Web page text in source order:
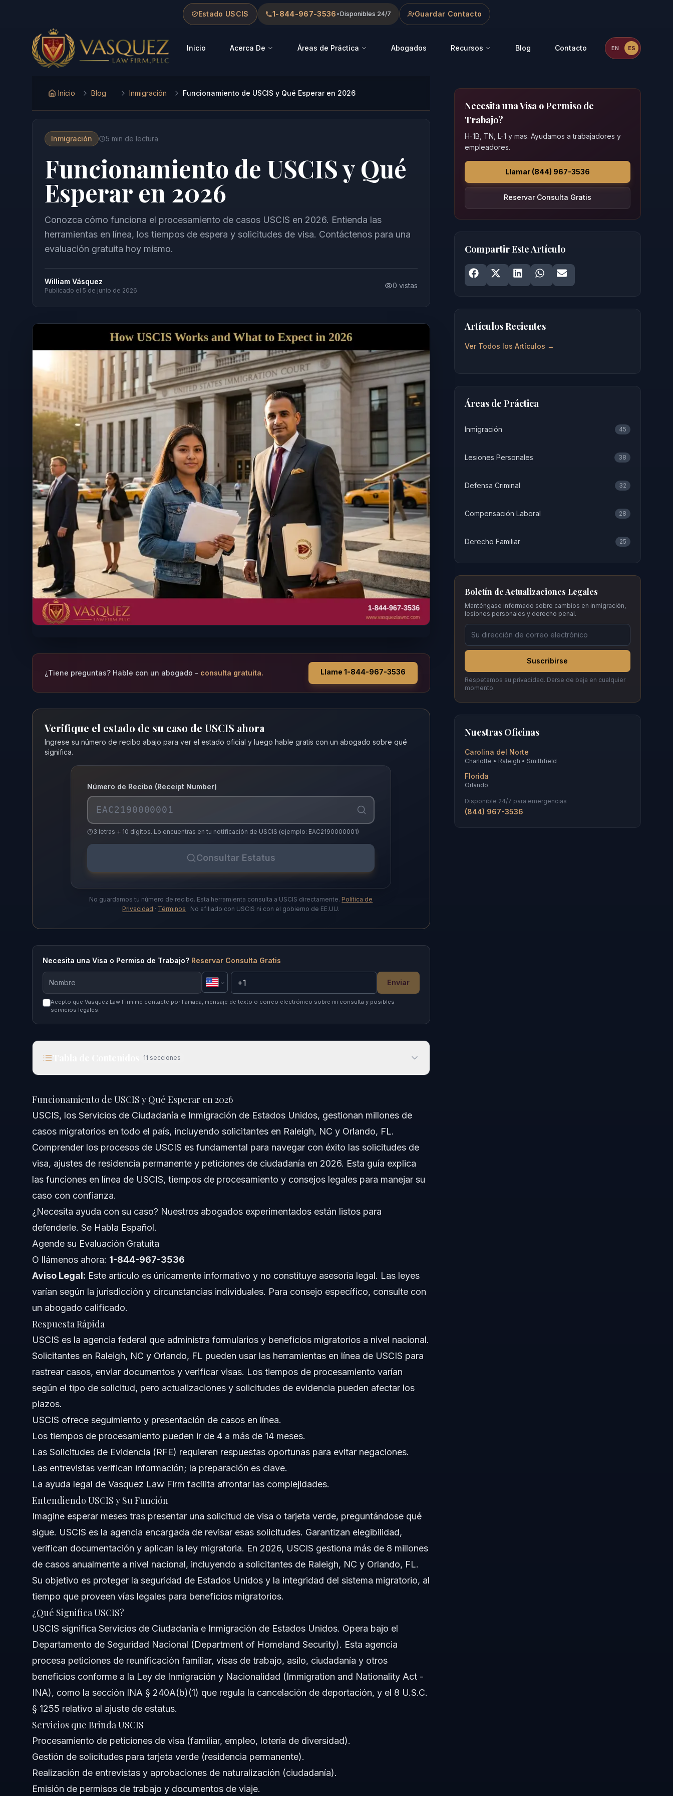
Estado USCIS 1-844-967-3536 •Disponibles 24/7 Guardar Contacto
Vasquez Law Firm - Home
Inicio Acerca De Áreas de Práctica Abogados Recursos Blog Contacto ES
EN
Inicio Blog Inmigración Funcionamiento de USCIS y Qué Esperar en 2026
Inmigración 5 min de lectura
Funcionamiento de USCIS y Qué
Esperar en 2026
Conozca cómo funciona el procesamiento de casos USCIS en 2026. Entienda las
herramientas en línea, los tiempos de espera y solicitudes de visa. Contáctenos para una
evaluación gratuita hoy mismo.
William Vásquez
Publicado el 5 de junio de 2026
0 vistas
¿Tiene preguntas? Hable con un abogado - consulta gratuita. Llame 1-844-967-3536
Verifique el estado de su caso de USCIS ahora
Ingrese su número de recibo abajo para ver el estado oficial y luego hable gratis con un abogado sobre qué
significa.
Número de Recibo (Receipt Number)
3 letras + 10 dígitos. Lo encuentras en tu notificación de USCIS (ejemplo: EAC2190000001)
Consultar Estatus
No guardamos tu número de recibo. Esta herramienta consulta a USCIS directamente. Política de
Privacidad · Términos · No afiliado con USCIS ni con el gobierno de EE.UU.
Necesita una Visa o Permiso de Trabajo? Reservar Consulta Gratis
Enviar
Acepto que Vasquez Law Firm me contacte por llamada, mensaje de texto o correo electrónico sobre mi consulta y posibles
servicios legales.
11 secciones
Entendiendo USCIS y Su Función
¿Qué Significa USCIS?
Servicios que Brinda USCIS
Creación de Su Cuenta USCIS
Manejo de RFEs y Avisos
Errores Comunes en Solicitudes USCIS
Tiempos de Procesamiento y Cronograma de USCIS
Pasos Típicos en el Cronograma
Notas para NC, FL y a Nivel Nacional
Notas sobre Carolina del Norte
Notas sobre Orlando, Florida
Conceptos a Nivel Nacional
Cuándo Llamar a un Abogado Ya
Acerca de Vasquez Law Firm
Confianza y Experiencia del Abogado
Preguntas Frecuentes
¿Qué significa USCIS y cuál es su función?
¿Cómo puedo crear y usar mi cuenta en línea de USCIS?
¿Cuáles son los tiempos típicos de procesamiento de USCIS para visas y tarjetas verdes?
¿Qué pasa si USCIS solicita evidencia adicional para mi caso?
¿Cómo funcionan las entrevistas de USCIS y cuál es la pregunta más difícil?
¿Puedo solicitar actualización del estado de mi caso en USCIS?
¿Cuáles son errores comunes al presentar formularios migratorios en USCIS?
¿Qué opciones tengo si mi caso USCIS es negado?
Fuentes y Referencias
Funcionamiento de USCIS y Qué Esperar en 2026
USCIS, los Servicios de Ciudadanía e Inmigración de Estados Unidos, gestionan millones de
casos migratorios en todo el país, incluyendo solicitantes en Raleigh, NC y Orlando, FL.
Comprender los procesos de USCIS es fundamental para navegar con éxito las solicitudes de
visa, ajustes de residencia permanente y peticiones de ciudadanía en 2026. Esta guía explica
las funciones en línea de USCIS, tiempos de procesamiento y consejos legales para manejar su
caso con confianza.
¿Necesita ayuda con su caso? Nuestros abogados experimentados están listos para
defenderle. Se Habla Español.
Agende su Evaluación Gratuita
O llámenos ahora: 1-844-967-3536
Aviso Legal: Este artículo es únicamente informativo y no constituye asesoría legal. Las leyes
varían según la jurisdicción y circunstancias individuales. Para consejo específico, consulte con
un abogado calificado.
Respuesta Rápida
USCIS es la agencia federal que administra formularios y beneficios migratorios a nivel nacional.
Solicitantes en Raleigh, NC y Orlando, FL pueden usar las herramientas en línea de USCIS para
rastrear casos, enviar documentos y verificar visas. Los tiempos de procesamiento varían
según el tipo de solicitud, pero actualizaciones y solicitudes de evidencia pueden afectar los
plazos.
USCIS ofrece seguimiento y presentación de casos en línea.
Los tiempos de procesamiento pueden ir de 4 a más de 14 meses.
Las Solicitudes de Evidencia (RFE) requieren respuestas oportunas para evitar negaciones.
Las entrevistas verifican información; la preparación es clave.
La ayuda legal de Vasquez Law Firm facilita afrontar las complejidades.
Entendiendo USCIS y Su Función
Imagine esperar meses tras presentar una solicitud de visa o tarjeta verde, preguntándose qué
sigue. USCIS es la agencia encargada de revisar esas solicitudes. Garantizan elegibilidad,
verifican documentación y aplican la ley migratoria. En 2026, USCIS gestiona más de 8 millones
de casos anualmente a nivel nacional, incluyendo a solicitantes de Raleigh, NC y Orlando, FL.
Su objetivo es proteger la seguridad de Estados Unidos y la integridad del sistema migratorio, al
tiempo que proveen vías legales para beneficios migratorios.
¿Qué Significa USCIS?
USCIS significa Servicios de Ciudadanía e Inmigración de Estados Unidos. Opera bajo el
Departamento de Seguridad Nacional (Department of Homeland Security). Esta agencia
procesa peticiones de reunificación familiar, visas de trabajo, asilo, ciudadanía y otros
beneficios conforme a la Ley de Inmigración y Nacionalidad (Immigration and Nationality Act -
INA), como la sección INA § 240A(b)(1) que regula la cancelación de deportación, y el 8 U.S.C.
§ 1255 relativo al ajuste de estatus.
Servicios que Brinda USCIS
Procesamiento de peticiones de visa (familiar, empleo, lotería de diversidad).
Gestión de solicitudes para tarjeta verde (residencia permanente).
Realización de entrevistas y aprobaciones de naturalización (ciudadanía).
Emisión de permisos de trabajo y documentos de viaje.
Necesita una Visa o Permiso de
Trabajo?
H-1B, TN, L-1 y mas. Ayudamos a trabajadores y
empleadores.
Llamar (844) 967-3536
Reservar Consulta Gratis
Compartir Este Artículo
Share onFacebook
Share onX
Share onLinkedIn
Share onWhatsApp
Share on
Artículos Recientes
Ver Todos los Artículos →
Áreas de Práctica
Inmigración 45
Lesiones Personales 38
Defensa Criminal 32
Compensación Laboral 28
Derecho Familiar 25
Boletín de Actualizaciones Legales
Manténgase informado sobre cambios en inmigración,
lesiones personales y derecho penal.
Suscribirse
Respetamos su privacidad. Darse de baja en cualquier
momento.
Nuestras Oficinas
Carolina del Norte
Charlotte • Raleigh • Smithfield
Florida
Orlando
Disponible 24/7 para emergencias
(844) 967-3536